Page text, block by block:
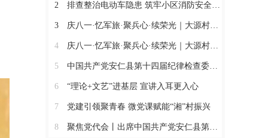
2 排查整治电动车隐患 筑牢小区消防安全防线
3 庆八一·忆军旅·聚兵心·续荣光｜大源村退役军人共话初心
4 庆八一·忆军旅·聚兵心·续荣光｜大源村退役军人共话初心
5 中国共产党安仁县第十四届纪律检查委员会召开第一次全体会议
6 “理论+文艺”进基层 宣讲入耳更入心
7 党建引领聚青春 微党课赋能“湘”村振兴
8 聚焦党代会丨出席中国共产党安仁县第十四次代表大会的党代表们陆续报到